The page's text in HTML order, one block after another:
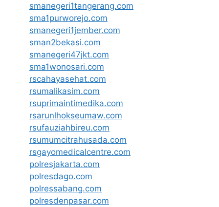
smanegeri1tangerang.com
sma1purworejo.com
smanegeri1jember.com
sman2bekasi.com
smanegeri47jkt.com
sma1wonosari.com
rscahayasehat.com
rsumalikasim.com
rsuprimaintimedika.com
rsarunlhokseumaw.com
rsufauziahbireu.com
rsumumcitrahusada.com
rsgayomedicalcentre.com
polresjakarta.com
polresdago.com
polressabang.com
polresdenpasar.com